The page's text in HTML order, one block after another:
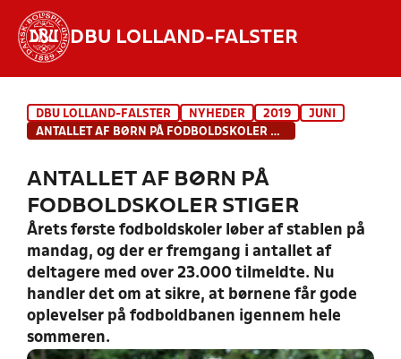
DBU LOLLAND-FALSTER
INDHOLD OG NYHEDER
HOLD
DBU LOLLAND-FALSTER NYHEDER 2019
JUNI
ANTALLET AF BØRN PÅ FODBOLDSKOLER STIGER
ANTALLET AF BØRN PÅ
FODBOLDSKOLER STIGER
Årets første fodboldskoler løber af stablen på
mandag, og der er fremgang i antallet af
deltagere med over 23.000 tilmeldte. Nu
handler det om at sikre, at børnene får gode
oplevelser på fodboldbanen igennem hele
sommeren.